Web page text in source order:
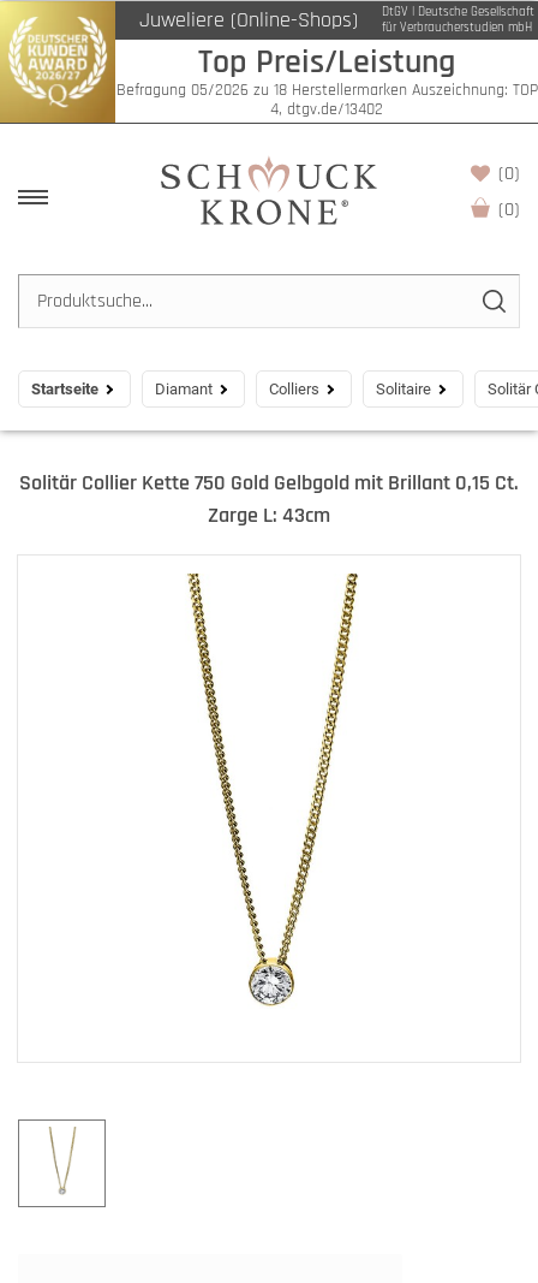
Juweliere (Online-Shops)
DtGV | Deutsche Gesellschaft
für Verbraucherstudien mbH
Top Preis/Leistung
Befragung 05/2026 zu 18 Herstellermarken Auszeichnung: TOP
4, dtgv.de/13402
(0)
(0)
Startseite Diamant Colliers Solitaire Solitär
Solitär Collier Kette 750 Gold Gelbgold mit Brillant 0,15 Ct.
Zarge L: 43cm